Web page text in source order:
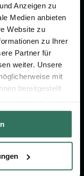
Anzeigen zu
Medien anbieten
Website zu
zu Ihrer
Partner für
weiter. Unsere
mit
bereitgestellt
registrieren